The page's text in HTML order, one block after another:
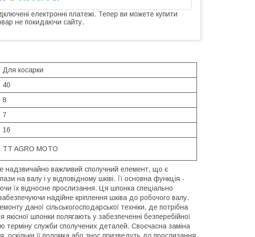
електронні платежі. Тепер ви можете купити
не покидаючи сайту.
Для косарки
40
8
7
16
TT AGRO MOTO
важливий сполучний елемент, що є
на валу і у відповідному шківі. Її основна функція -
їх відносне прослизання. Ця шпонка спеціально
надійне кріплення шківа до робочого валу.
даної сільськогосподарської техніки, де потрібна
шпонки полягають у забезпеченні безперебійної
терміну служби сполучених деталей. Своєчасна заміна
її поломка або знос призведуть до прослизання